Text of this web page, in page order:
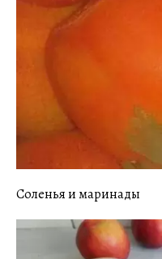
Соленья и маринады